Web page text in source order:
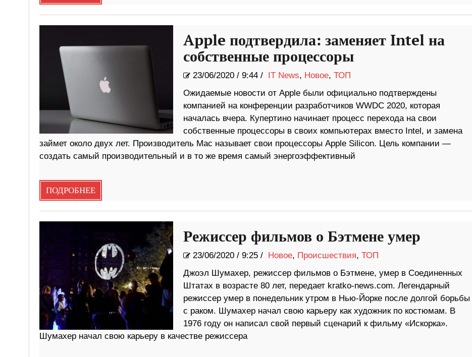
Apple подтвердила: заменяет Intel на
собственные процессоры
23/06/2020/ 9:44 / IT News, Новое, ТОП
Ожидаемые новости от Apple были официально подтверждены
компанией на конференции разработчиков WWDC 2020, которая
началась вчера. Купертино начинает процесс перехода на свои
собственные процессоры в своих компьютерах вместо Intel, и замена
займет около двух лет. Производитель Mac называет свои процессоры Apple Silicon. Цель компании —
создать самый производительный и в то же время самый энергоэффективный
ПОДРОБНЕЕ
Режиссер фильмов о Бэтмене умер
23/06/2020/ 9:25 / Новое, Происшествия, ТОП
Джоэл Шумахер, режиссер фильмов о Бэтмене, умер в Соединенных
Штатах в возрасте 80 лет, передает kratko-news.com. Легендарный
режиссер умер в понедельник утром в Нью-Йорке после долгой борьбы
с раком. Шумахер начал свою карьеру как художник по костюмам. В
1976 году он написал свой первый сценарий к фильму «Искорка».
Шумахер начал свою карьеру в качестве режиссера